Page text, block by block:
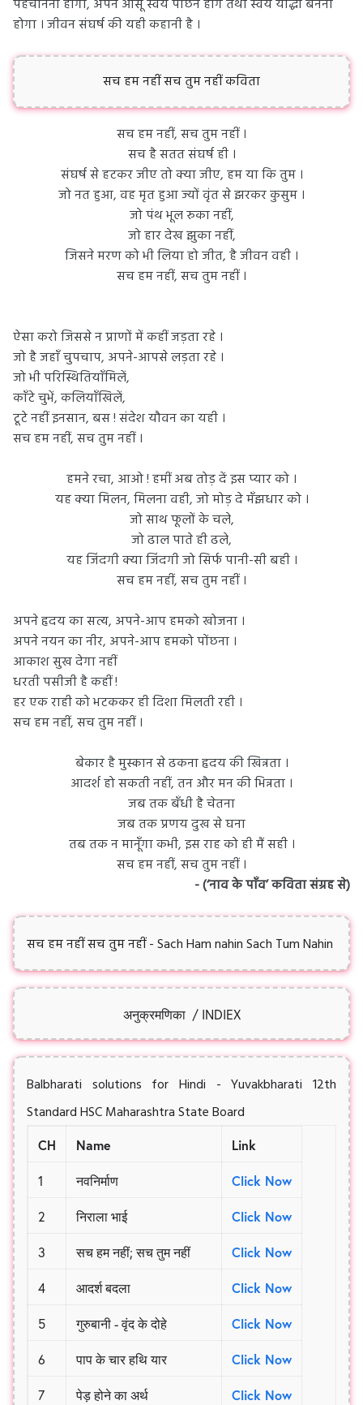
पहचानना होगा, अपने आँसू स्वयं पोंछने होंगे तथा स्वयं योद्धा बनना
होगा । जीवन संघर्ष की यही कहानी है ।
सच हम नहीं सच तुम नहीं कविता
सच हम नहीं, सच तुम नहीं ।
सच है सतत संघर्ष ही ।
संघर्ष से हटकर जीए तो क्या जीए, हम या कि तुम ।
जो नत हुआ, वह मृत हुआ ज्यों वृंत से झरकर कुसुम ।
जो पंथ भूल रुका नहीं,
जो हार देख झुका नहीं,
जिसने मरण को भी लिया हो जीत, है जीवन वही ।
सच हम नहीं, सच तुम नहीं ।
ऐसा करो जिससे न प्राणों में कहीं जड़ता रहे ।
जो है जहाँ चुपचाप, अपने-आपसे लड़ता रहे ।
जो भी परिस्थितियाँमिलें,
काँटे चुभें, कलियाँखिलें,
टूटे नहीं इनसान, बस ! संदेश यौवन का यही ।
सच हम नहीं, सच तुम नहीं ।
हमने रचा, आओ ! हमीं अब तोड़ दें इस प्यार को ।
यह क्या मिलन, मिलना वही, जो मोड़ दे मँझधार को ।
जो साथ फूलों के चले,
जो ढाल पाते ही ढले,
यह जिंदगी क्या जिंदगी जो सिर्फ पानी-सी बही ।
सच हम नहीं, सच तुम नहीं ।
अपने हृदय का सत्य, अपने-आप हमको खोजना ।
अपने नयन का नीर, अपने-आप हमको पोंछना ।
आकाश सुख देगा नहीं
धरती पसीजी है कहीं !
हर एक राही को भटककर ही दिशा मिलती रही ।
सच हम नहीं, सच तुम नहीं ।
बेकार है मुस्कान से ढकना हृदय की खिन्नता ।
आदर्श हो सकती नहीं, तन और मन की भिन्नता ।
जब तक बँधी है चेतना
जब तक प्रणय दुख से घना
तब तक न मानूँगा कभी, इस राह को ही मैं सही ।
सच हम नहीं, सच तुम नहीं ।
- (‘नाव के पाँव’ कविता संग्रह से)
सच हम नहीं सच तुम नहीं - Sach Ham nahin Sach Tum Nahin
अनुक्रमणिका / INDIEX
Balbharati solutions for Hindi - Yuvakbharati 12th
Standard HSC Maharashtra State Board
CH Name Link
1 नवनिर्माण Click Now
2 निराला भाई Click Now
3 सच हम नहीं; सच तुम नहीं Click Now
4 आदर्श बदला Click Now
5 गुरुबानी - वृंद के दोहे Click Now
6 पाप के चार हथि यार Click Now
7 पेड़ होने का अर्थ Click Now